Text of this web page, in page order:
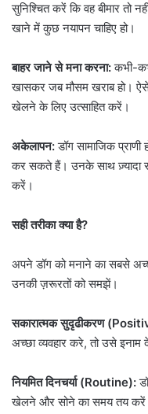
सुनिश्चित करें कि वह बीमार तो
खाने में कुछ नयापन चाहिए हो।
बाहर जाने से मना करना:कभी-
खासकर जब मौसम खराब हो।
खेलने के लिए उत्साहित करें।
अकेलापन:डॉग सामाजिक
कर सकते हैं। उनके साथ ज़्यादा
करें।
सही तरीका क्या है?
अपने डॉग को मनाने का सबसे
उनकी ज़रूरतों को समझें।
सकारात्मक सुदृढीकरण
अच्छा व्यवहार करे, तो उसे इनाम
नियमित दिनचर्या (Routine):
खेलने और सोने का समय तय